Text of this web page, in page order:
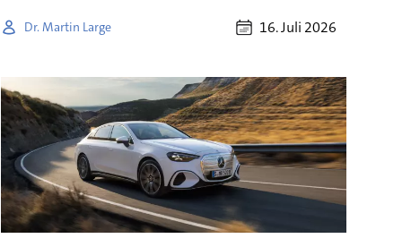
Dr. Martin Large 16. Juli 2026